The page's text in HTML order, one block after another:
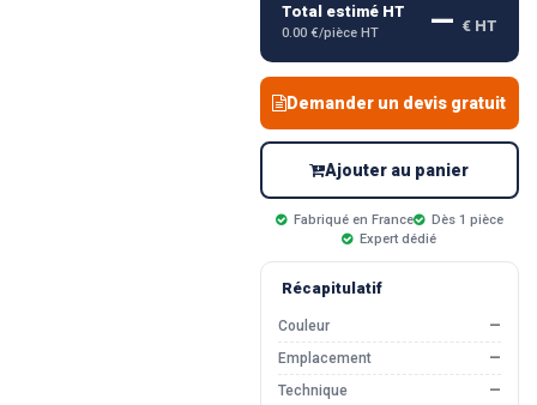
Total estimé HT
0.00 €/pièce HT — € HT
Demander un devis gratuit
Ajouter au panier
Fabriqué en France
Dès 1 pièce
Expert dédié
Récapitulatif
Couleur
—
Emplacement
—
Technique
—